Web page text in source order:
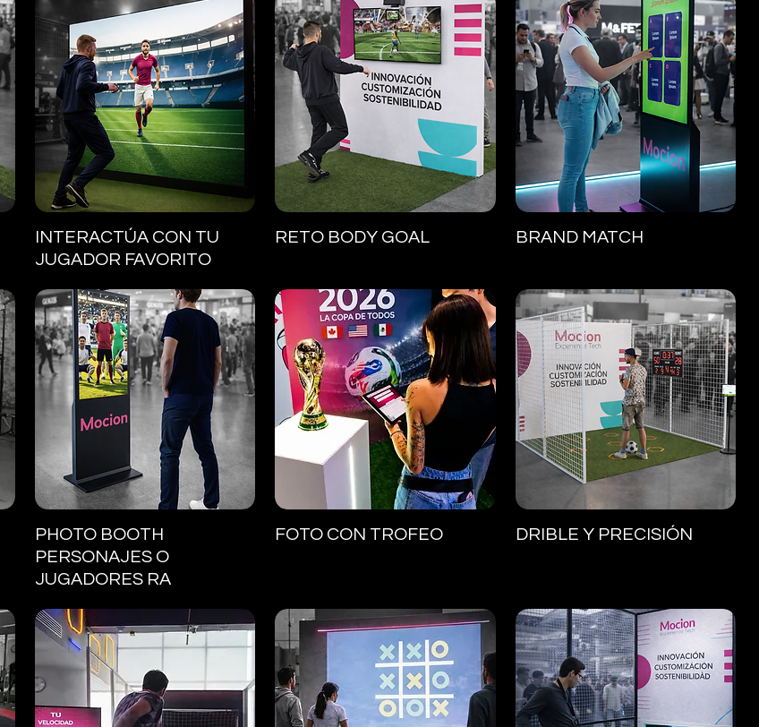
Vista rápida
INTERACTÚA CON TU
JUGADOR FAVORITO
Vista rápida
RETO BODY GOAL Vista rápida
BRAND MATCH
Vista rápida
PHOTO BOOTH
PERSONAJES O
JUGADORES RA
Vista rápida
FOTO CON TROFEO Vista rápida
DRIBLE Y PRECISIÓN